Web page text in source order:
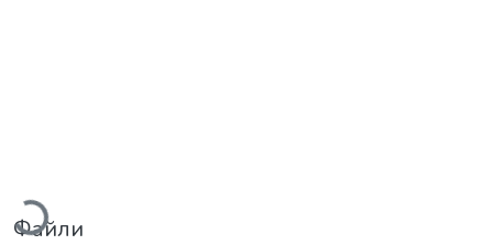
Вантажиться...
Файли